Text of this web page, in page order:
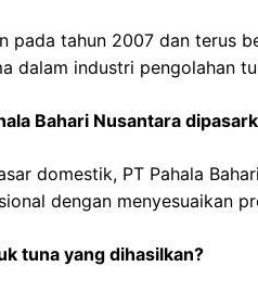
pada tahun 2007 dan terus
dalam industri pengolahan
Bahari Nusantara
domestik, PT Pahala
dengan menyesuaikan
tuna yang dihasilkan?